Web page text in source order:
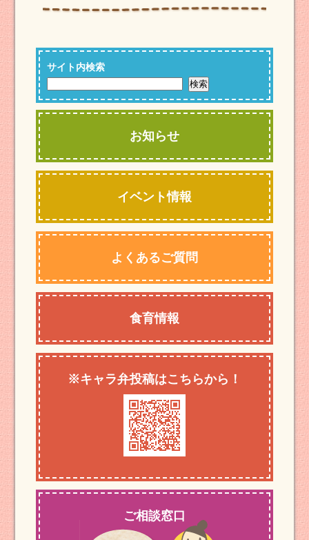
サイト内検索
お知らせ
イベント情報
よくあるご質問
食育情報
※キャラ弁投稿はこちらから！
ご相談窓口